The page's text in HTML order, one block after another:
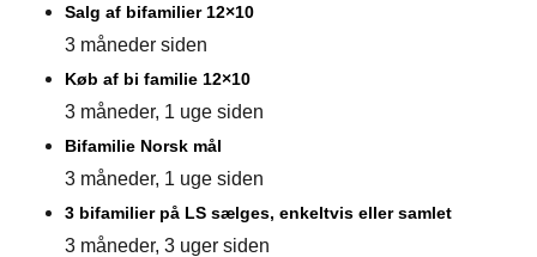
Salg af bifamilier 12×10
3 måneder siden
Køb af bi familie 12×10
3 måneder, 1 uge siden
Bifamilie Norsk mål
3 måneder, 1 uge siden
3 bifamilier på LS sælges, enkeltvis eller samlet
3 måneder, 3 uger siden